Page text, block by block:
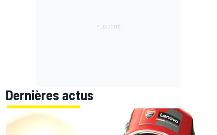
Dernières actus